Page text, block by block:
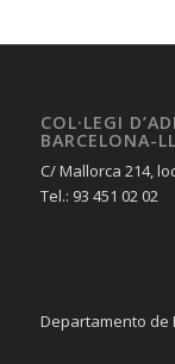
COL·LEGI
BARCELONA-
C/ Mallorca 214,
Tel.: 93 451 02 02
Departamento de